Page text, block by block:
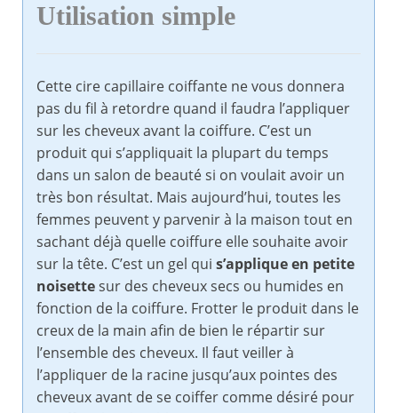
Utilisation simple
Cette cire capillaire coiffante ne vous donnera
pas du fil à retordre quand il faudra l’appliquer
sur les cheveux avant la coiffure. C’est un
produit qui s’appliquait la plupart du temps
dans un salon de beauté si on voulait avoir un
très bon résultat. Mais aujourd’hui, toutes les
femmes peuvent y parvenir à la maison tout en
sachant déjà quelle coiffure elle souhaite avoir
sur la tête. C’est un gel qui s’applique en petite
noisettesur des cheveux secs ou humides en
fonction de la coiffure. Frotter le produit dans le
creux de la main afin de bien le répartir sur
l’ensemble des cheveux. Il faut veiller à
l’appliquer de la racine jusqu’aux pointes des
cheveux avant de se coiffer comme désiré pour